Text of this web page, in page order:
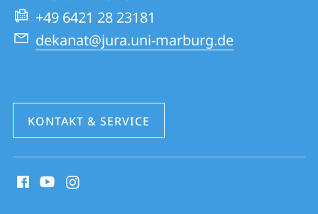
Website
+49 6421 28 23181
dekanat@jura.uni-marburg.de
KONTAKT & SERVICE
Media